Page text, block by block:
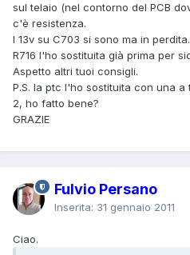
sul telaio (nel contorno del PCB
c'è resistenza.
I 13v su C703 si sono ma in perdita.
R716 l'ho sostituita già prima per
Aspetto altri tuoi consigli.
P.S. la ptc l'ho sostituita con una
2, ho fatto bene?
GRAZIE
Fulvio Persano
Inserita: 31 gennaio 2011
Ciao.